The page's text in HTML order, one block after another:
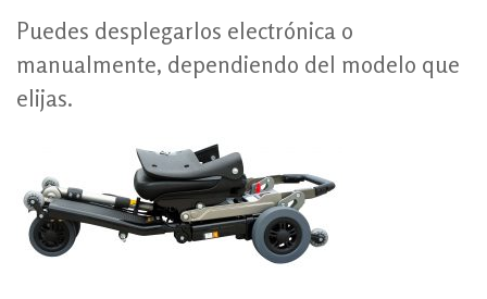
Puedes desplegarlos electrónica o
manualmente, dependiendo del modelo que
elijas.